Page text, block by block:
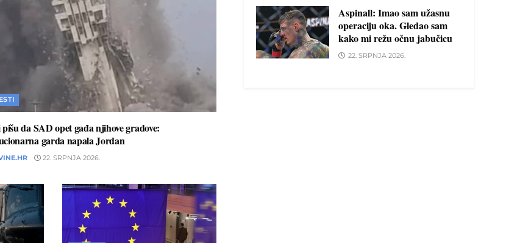
da SAD opet gađa njihove gradove:
garda napala Jordan
22. SRPNJA 2026.
Aspinall: Imao sam užasnu
operaciju oka. Gledao sam
kako mi režu očnu jabučicu
22. SRPNJA 2026.